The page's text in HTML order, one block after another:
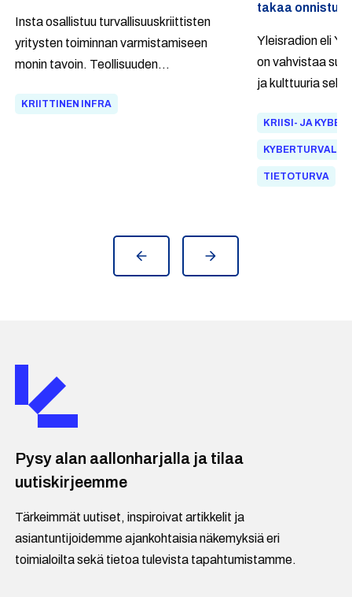
Insta osallistuu turvallisuuskriittisten
yritysten toiminnan varmistamiseen
monin tavoin. Teollisuuden
tavoin energia- ja
KRIITTINEN INFRA
takaa
Yleisradion eli
on vahvistaa
ja kulttuuria
mediayhtiönä.
yleisradiolaki,
tehtävät sekä
KRIISI- JA
TIETOTURVA
Pysy alan aallonharjalla ja tilaa
uutiskirjeemme
Tärkeimmät uutiset, inspiroivat artikkelit ja
asiantuntijoidemme ajankohtaisia näkemyksiä eri
toimialoilta sekä tietoa tulevista tapahtumistamme.